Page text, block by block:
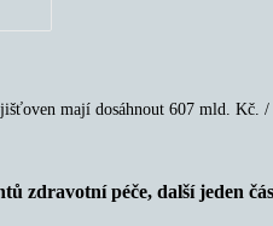
mají dosáhnout 607 mld. Kč.
zdravotní péče, další jeden